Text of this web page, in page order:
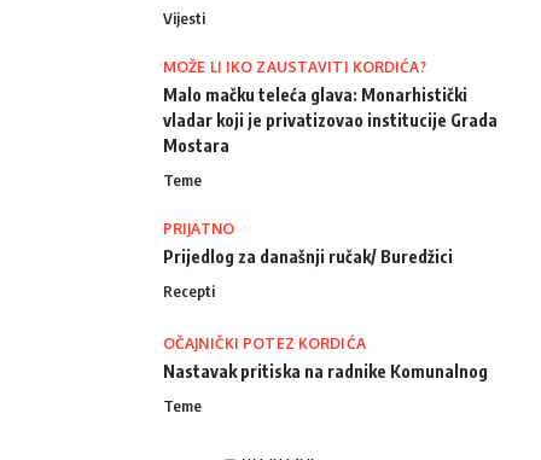
Vijesti
MOŽE LI IKO ZAUSTAVITI KORDIĆA?
Malo mačku teleća glava: Monarhistički
vladar koji je privatizovao institucije Grada
Mostara
Teme
PRIJATNO
Prijedlog za današnji ručak/ Buredžici
Recepti
OČAJNIČKI POTEZ KORDIĆA
Nastavak pritiska na radnike Komunalnog
Teme